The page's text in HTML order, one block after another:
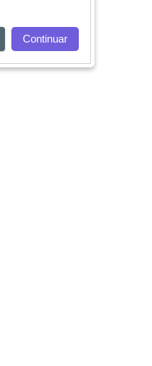
Continuar